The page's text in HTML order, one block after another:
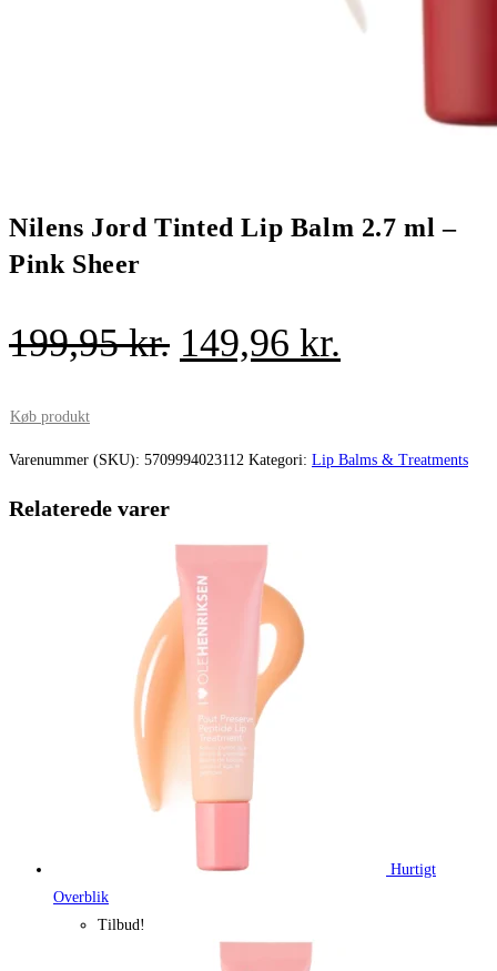
Nilens Jord Tinted Lip Balm 2.7 ml –
Pink Sheer
199,95kr. Den
var:
149,96 kr.
er:
Køb produkt
Varenummer (SKU): 5709994023112 Kategori: Lip Balms & Treatments
Relaterede varer
Hurtigt
Overblik
Tilbud!